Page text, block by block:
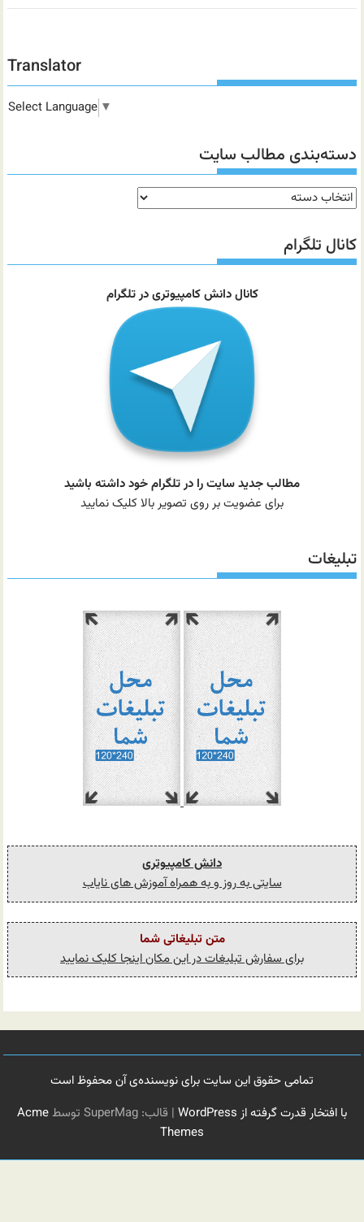
Translator
Select Language ▼
دسته‌بندی مطالب سایت
دسته‌بندی
مطالب
سایت
کانال تلگرام
کانال دانش کامپیوتری در تلگرام
مطالب جدید سایت را در تلگرام خود داشته باشید
برای عضویت بر روی تصویر بالا کلیک نمایید
تبلیغات
دانش کامپیوتری
سایتی به روز و به همراه آموزش های نایاب
متن تبلیغاتی شما
برای سفارش تبلیغات در این مکان اینجا کلیک نمایید
تمامی حقوق این سایت برای نویسنده‌ی آن محفوظ است
با افتخار قدرت گرفته از WordPress
| قالب: SuperMag توسط
Acme
Themes